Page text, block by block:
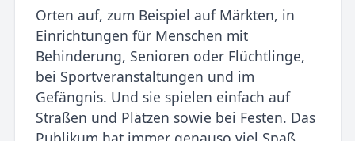
Orten auf, zum Beispiel auf Märkten, in
Einrichtungen für Menschen mit
Behinderung, Senioren oder Flüchtlinge,
bei Sportveranstaltungen und im
Gefängnis. Und sie spielen einfach auf
Straßen und Plätzen sowie bei Festen. Das